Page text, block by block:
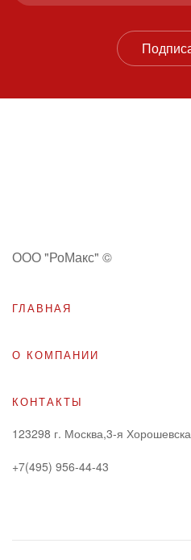
ООО "РоМакс" ©
ГЛАВНАЯ
О КОМПАНИИ
КОНТАКТЫ
123298 г. Москва,3-я
+7(495) 956-44-43